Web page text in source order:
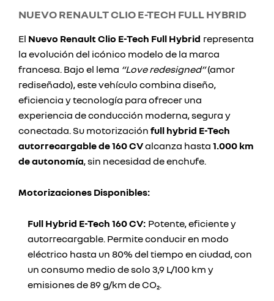
NUEVO RENAULT CLIO E-TECH FULL HYBRID
El Nuevo Renault Clio E-Tech Full Hybrid representa
la evolución del icónico modelo de la marca
francesa. Bajo el lema “Love redesigned”(amor
rediseñado), este vehículo combina diseño,
eficiencia y tecnología para ofrecer una
experiencia de conducción moderna, segura y
conectada. Su motorización full hybrid E-Tech
autorrecargable de 160 CValcanza hasta 1.000 km
de autonomía, sin necesidad de enchufe.
Motorizaciones Disponibles:
Full Hybrid E-Tech 160 CV: Potente, eficiente y
autorrecargable. Permite conducir en modo
eléctrico hasta un 80% del tiempo en ciudad, con
un consumo medio de solo 3,9 L/100 km y
emisiones de 89 g/km de CO₂.